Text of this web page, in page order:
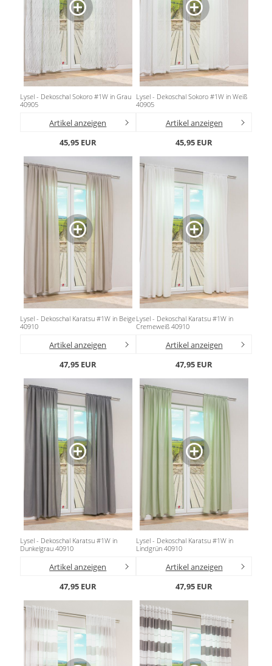
Lysel - Dekoschal Sokoro #1W in Grau
40905
Artikel anzeigen
45,95 EUR
Lysel - Dekoschal Sokoro #1W in Weiß
40905
Artikel anzeigen
45,95 EUR
Lysel - Dekoschal Karatsu #1W in Beige
40910
Artikel anzeigen
47,95 EUR
Lysel - Dekoschal Karatsu #1W in
Cremeweiß 40910
Artikel anzeigen
47,95 EUR
Lysel - Dekoschal Karatsu #1W in
Dunkelgrau 40910
Artikel anzeigen
47,95 EUR
Lysel - Dekoschal Karatsu #1W in
Lindgrün 40910
Artikel anzeigen
47,95 EUR